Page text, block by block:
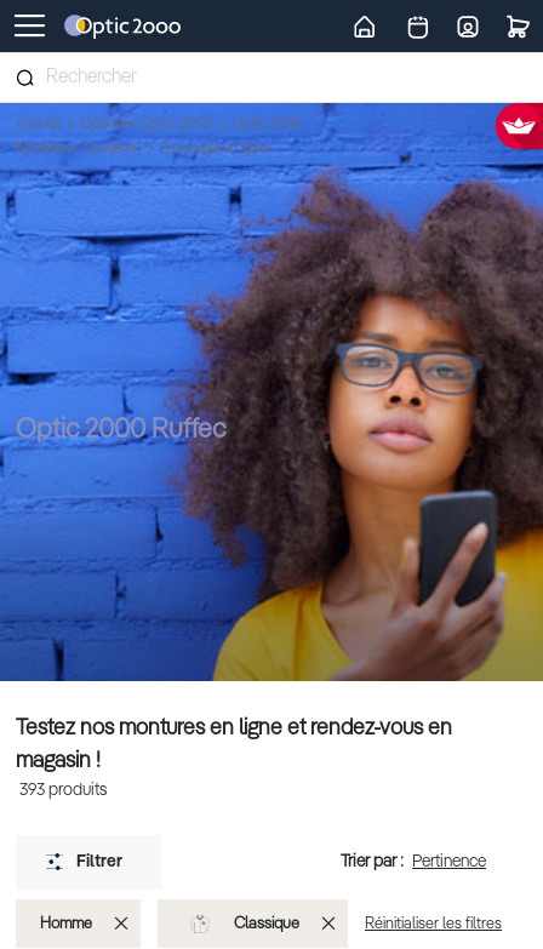
Retour vers la page d'accueil
Accueil Opticiens Optic 2000
Optic 2000
Bordeaux, Caudéran
Essayage en ligne
Optic 2000 Ruffec
Testez nos montures en ligne et rendez-vous en
magasin !
393 produits
Filtrer Trier par :
Homme Supprimer Classique Supprimer
Réinitialiser les filtres